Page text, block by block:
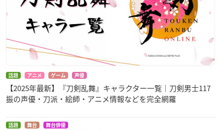
話題 アニメ ゲーム 声優
【2025年最新】『刀剣乱舞』キャラクター一覧｜刀剣男士117
振の声優・刀派・絵師・アニメ情報などを完全網羅
話題 舞台 舞台俳優